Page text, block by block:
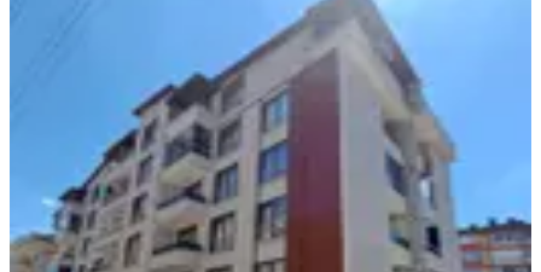
Orduevi Mevkinde Yatırımlık Satılık
2+1 Daire85
İzmit, Kozluk Mahallesi
2+1·85 m² Kot 3 03.08.2026
4.750.000 ₺